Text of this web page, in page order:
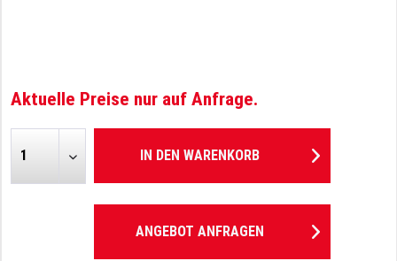
Aktuelle Preise nur auf Anfrage.
IN DEN WARENKORB
ANGEBOT ANFRAGEN